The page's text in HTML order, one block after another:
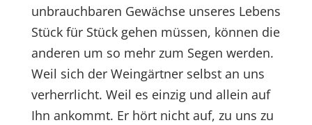
unbrauchbaren Gewächse unseres Lebens
Stück für Stück gehen müssen, können die
anderen um so mehr zum Segen werden.
Weil sich der Weingärtner selbst an uns
verherrlicht. Weil es einzig und allein auf
Ihn ankommt. Er hört nicht auf, zu uns zu